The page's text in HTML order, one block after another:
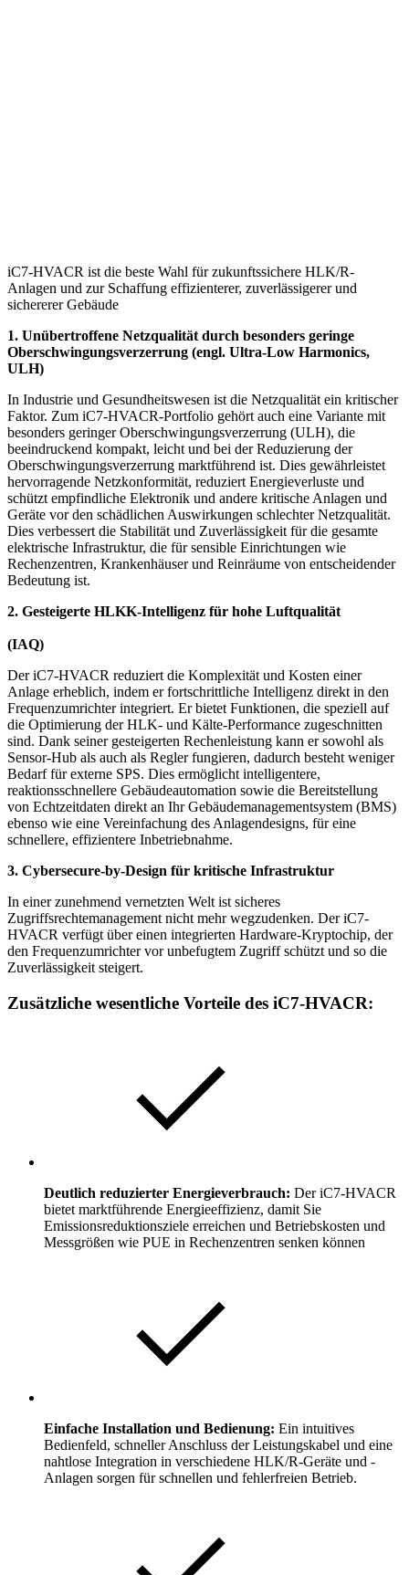
iC7-HVACR ist die beste Wahl für zukunftssichere HLK/R-
Anlagen und zur Schaffung effizienterer, zuverlässigerer und
sichererer Gebäude
1. Unübertroffene Netzqualität durch besonders geringe
Oberschwingungsverzerrung (engl. Ultra-Low Harmonics,
ULH)
In Industrie und Gesundheitswesen ist die Netzqualität ein kritischer
Faktor. Zum iC7-HVACR-Portfolio gehört auch eine Variante mit
besonders geringer Oberschwingungsverzerrung (ULH), die
beeindruckend kompakt, leicht und bei der Reduzierung der
Oberschwingungsverzerrung marktführend ist. Dies gewährleistet
hervorragende Netzkonformität, reduziert Energieverluste und
schützt empfindliche Elektronik und andere kritische Anlagen und
Geräte vor den schädlichen Auswirkungen schlechter Netzqualität.
Dies verbessert die Stabilität und Zuverlässigkeit für die gesamte
elektrische Infrastruktur, die für sensible Einrichtungen wie
Rechenzentren, Krankenhäuser und Reinräume von entscheidender
Bedeutung ist.
2. Gesteigerte HLKK-Intelligenz für hohe Luftqualität
(IAQ)
Der iC7-HVACR reduziert die Komplexität und Kosten einer
Anlage erheblich, indem er fortschrittliche Intelligenz direkt in den
Frequenzumrichter integriert. Er bietet Funktionen, die speziell auf
die Optimierung der HLK- und Kälte-Performance zugeschnitten
sind. Dank seiner gesteigerten Rechenleistung kann er sowohl als
Sensor-Hub als auch als Regler fungieren, dadurch besteht weniger
Bedarf für externe SPS. Dies ermöglicht intelligentere,
reaktionsschnellere Gebäudeautomation sowie die Bereitstellung
von Echtzeitdaten direkt an Ihr Gebäudemanagementsystem (BMS)
ebenso wie eine Vereinfachung des Anlagendesigns, für eine
schnellere, effizientere Inbetriebnahme.
3. Cybersecure-by-Design für kritische Infrastruktur
In einer zunehmend vernetzten Welt ist sicheres
Zugriffsrechtemanagement nicht mehr wegzudenken. Der iC7-
HVACR verfügt über einen integrierten Hardware-Kryptochip, der
den Frequenzumrichter vor unbefugtem Zugriff schützt und so die
Zuverlässigkeit steigert.
Zusätzliche wesentliche Vorteile des iC7-HVACR:
Deutlich reduzierter Energieverbrauch: Der iC7-HVACR
bietet marktführende Energieeffizienz, damit Sie
Emissionsreduktionsziele erreichen und Betriebskosten und
Messgrößen wie PUE in Rechenzentren senken können
Einfache Installation und Bedienung: Ein intuitives
Bedienfeld, schneller Anschluss der Leistungskabel und eine
nahtlose Integration in verschiedene HLK/R-Geräte und -
Anlagen sorgen für schnellen und fehlerfreien Betrieb.